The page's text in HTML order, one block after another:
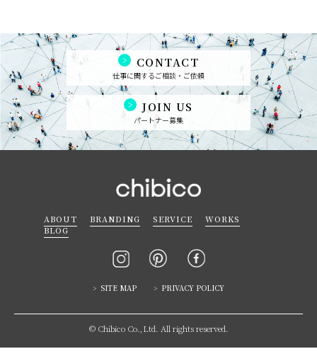
CONTACT
仕事に関するご相談・ご依頼
JOIN US
パートナー募集
ABOUT BRANDING SERVICE
WORKS
BLOG
SITE MAP PRIVACY POLICY
© Chibico Co.,Ltd. All rights reserved.